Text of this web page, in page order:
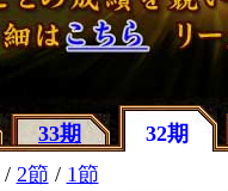
33期 32期
/ 2節 / 1節